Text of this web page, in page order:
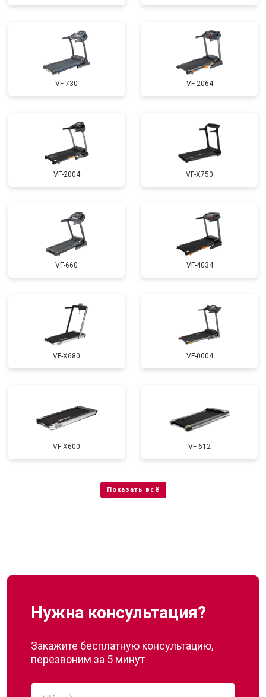
VF-730 VF-2064
VF-2004 VF-X750
VF-660 VF-4034
VF-X680 VF-0004
VF-X600 VF-612
Нужна консультация?
Закажите бесплатную консультацию,
перезвоним за 5 минут